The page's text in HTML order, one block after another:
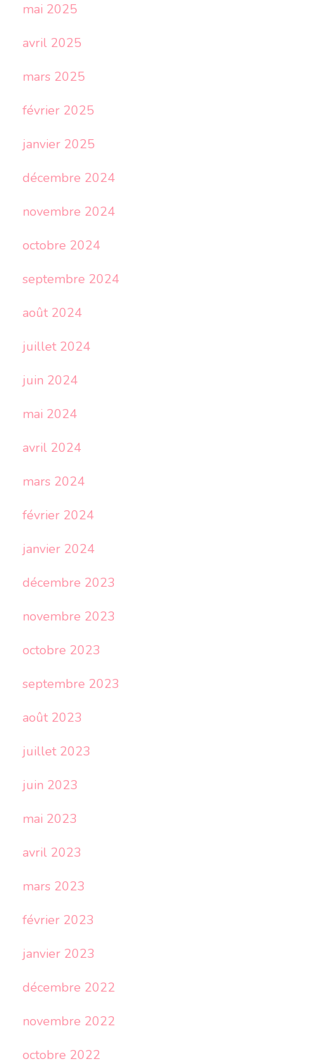
mai 2025
avril 2025
mars 2025
février 2025
janvier 2025
décembre 2024
novembre 2024
octobre 2024
septembre 2024
août 2024
juillet 2024
juin 2024
mai 2024
avril 2024
mars 2024
février 2024
janvier 2024
décembre 2023
novembre 2023
octobre 2023
septembre 2023
août 2023
juillet 2023
juin 2023
mai 2023
avril 2023
mars 2023
février 2023
janvier 2023
décembre 2022
novembre 2022
octobre 2022